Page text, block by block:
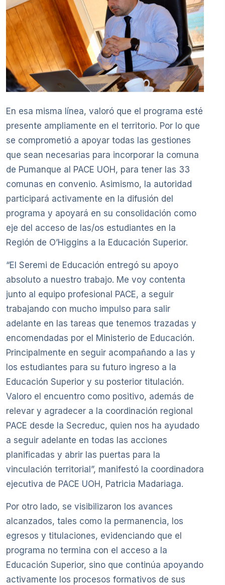
En esa misma línea, valoró que el programa esté
presente ampliamente en el territorio. Por lo que
se comprometió a apoyar todas las gestiones
que sean necesarias para incorporar la comuna
de Pumanque al PACE UOH, para tener las 33
comunas en convenio. Asimismo, la autoridad
participará activamente en la difusión del
programa y apoyará en su consolidación como
eje del acceso de las/os estudiantes en la
Región de O’Higgins a la Educación Superior.
“El Seremi de Educación entregó su apoyo
absoluto a nuestro trabajo. Me voy contenta
junto al equipo profesional PACE, a seguir
trabajando con mucho impulso para salir
adelante en las tareas que tenemos trazadas y
encomendadas por el Ministerio de Educación.
Principalmente en seguir acompañando a las y
los estudiantes para su futuro ingreso a la
Educación Superior y su posterior titulación.
Valoro el encuentro como positivo, además de
relevar y agradecer a la coordinación regional
PACE desde la Secreduc, quien nos ha ayudado
a seguir adelante en todas las acciones
planificadas y abrir las puertas para la
vinculación territorial”, manifestó la coordinadora
ejecutiva de PACE UOH, Patricia Madariaga.
Por otro lado, se visibilizaron los avances
alcanzados, tales como la permanencia, los
egresos y titulaciones, evidenciando que el
programa no termina con el acceso a la
Educación Superior, sino que continúa apoyando
activamente los procesos formativos de sus